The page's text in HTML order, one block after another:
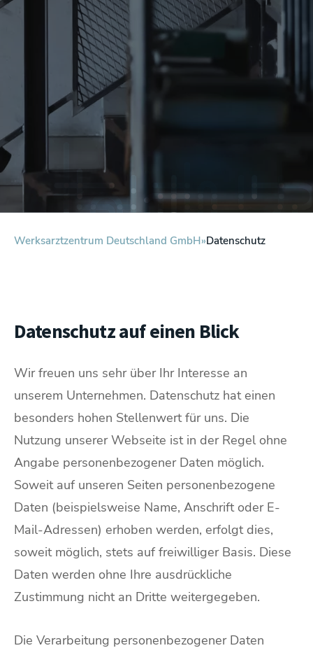
Werksarztzentrum Deutschland GmbH Datenschutz
Datenschutz auf einen Blick
Wir freuen uns sehr über Ihr Interesse an
unserem Unternehmen. Datenschutz hat einen
besonders hohen Stellenwert für uns. Die
Nutzung unserer Webseite ist in der Regel ohne
Angabe personenbezogener Daten möglich.
Soweit auf unseren Seiten personenbezogene
Daten (beispielsweise Name, Anschrift oder E-
Mail-Adressen) erhoben werden, erfolgt dies,
soweit möglich, stets auf freiwilliger Basis. Diese
Daten werden ohne Ihre ausdrückliche
Zustimmung nicht an Dritte weitergegeben.
Die Verarbeitung personenbezogener Daten